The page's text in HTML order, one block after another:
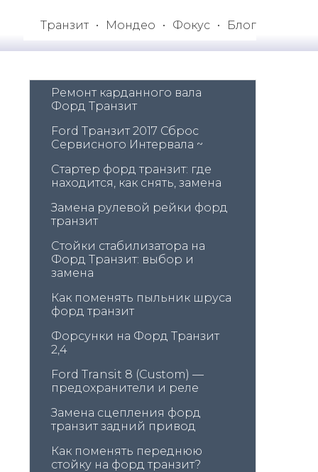
Транзит Мондео Фокус Блог
Ремонт карданного вала
Форд Транзит
Ford Транзит 2017 Сброс
Сервисного Интервала ~
Стартер форд транзит: где
находится, как снять, замена
Замена рулевой рейки форд
транзит
Стойки стабилизатора на
Форд Транзит: выбор и
замена
Как поменять пыльник шруса
форд транзит
Форсунки на Форд Транзит
2,4
Ford Transit 8 (Custom) —
предохранители и реле
Замена сцепления форд
транзит задний привод
Как поменять переднюю
стойку на форд транзит?